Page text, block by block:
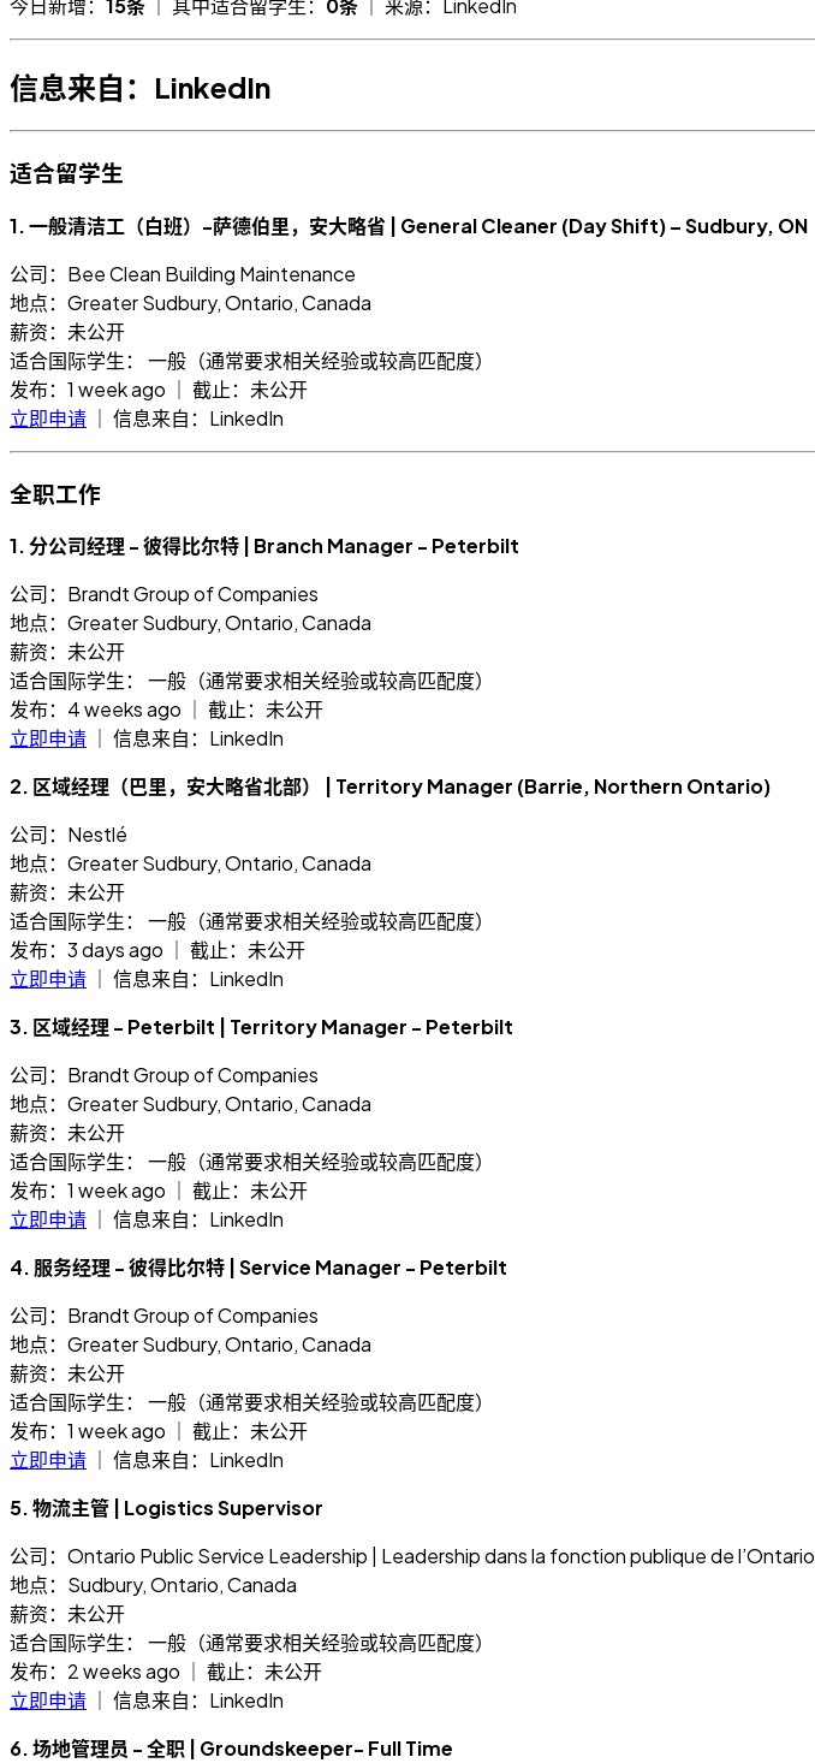
信息来自：LinkedIn
适合留学生
1. 一般清洁工（白班）-萨德伯里，安大略省 | General Cleaner (Day Shift) – Sudbury, ON
公司：Bee Clean Building Maintenance
地点：Greater Sudbury, Ontario, Canada
薪资：未公开
适合国际学生： 一般（通常要求相关经验或较高匹配度）
发布：1 week ago ｜ 截止：未公开
立即申请 ｜ 信息来自：LinkedIn
全职工作
1. 分公司经理 - 彼得比尔特 | Branch Manager - Peterbilt
公司：Brandt Group of Companies
地点：Greater Sudbury, Ontario, Canada
薪资：未公开
适合国际学生： 一般（通常要求相关经验或较高匹配度）
发布：4 weeks ago ｜ 截止：未公开
立即申请 ｜ 信息来自：LinkedIn
2. 区域经理（巴里，安大略省北部） | Territory Manager (Barrie, Northern Ontario)
公司：Nestlé
地点：Greater Sudbury, Ontario, Canada
薪资：未公开
适合国际学生： 一般（通常要求相关经验或较高匹配度）
发布：3 days ago ｜ 截止：未公开
立即申请 ｜ 信息来自：LinkedIn
3. 区域经理 - Peterbilt | Territory Manager - Peterbilt
公司：Brandt Group of Companies
地点：Greater Sudbury, Ontario, Canada
薪资：未公开
适合国际学生： 一般（通常要求相关经验或较高匹配度）
发布：1 week ago ｜ 截止：未公开
立即申请 ｜ 信息来自：LinkedIn
4. 服务经理 - 彼得比尔特 | Service Manager - Peterbilt
公司：Brandt Group of Companies
地点：Greater Sudbury, Ontario, Canada
薪资：未公开
适合国际学生： 一般（通常要求相关经验或较高匹配度）
发布：1 week ago ｜ 截止：未公开
立即申请 ｜ 信息来自：LinkedIn
5. 物流主管 | Logistics Supervisor
公司：Ontario Public Service Leadership | Leadership dans la fonction publique de l’Ontario
地点：Sudbury, Ontario, Canada
薪资：未公开
适合国际学生： 一般（通常要求相关经验或较高匹配度）
发布：2 weeks ago ｜ 截止：未公开
立即申请 ｜ 信息来自：LinkedIn
6. 场地管理员 - 全职 | Groundskeeper- Full Time